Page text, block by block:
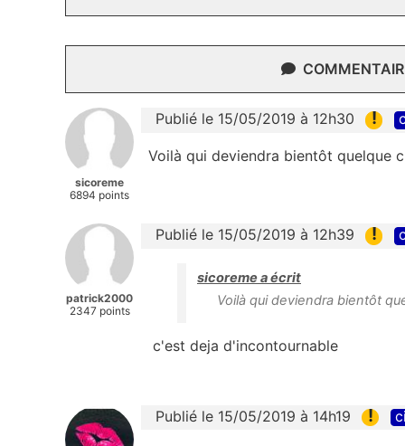
sicoreme
6894 points
Publié le 15/05/2019 à 12h30 !
Voilà qui deviendra bientôt quelque
patrick2000
2347 points
Publié le 15/05/2019 à 12h39 !
sicoreme a écrit
Voilà qui deviendra bientôt
c'est deja d'incontournable
Publié le 15/05/2019 à 14h19 !